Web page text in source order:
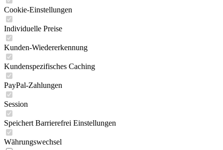
Cookie-Einstellungen
Individuelle Preise
Kunden-Wiedererkennung
Kundenspezifisches Caching
PayPal-Zahlungen
Session
Speichert Barrierefrei Einstellungen
Währungswechsel